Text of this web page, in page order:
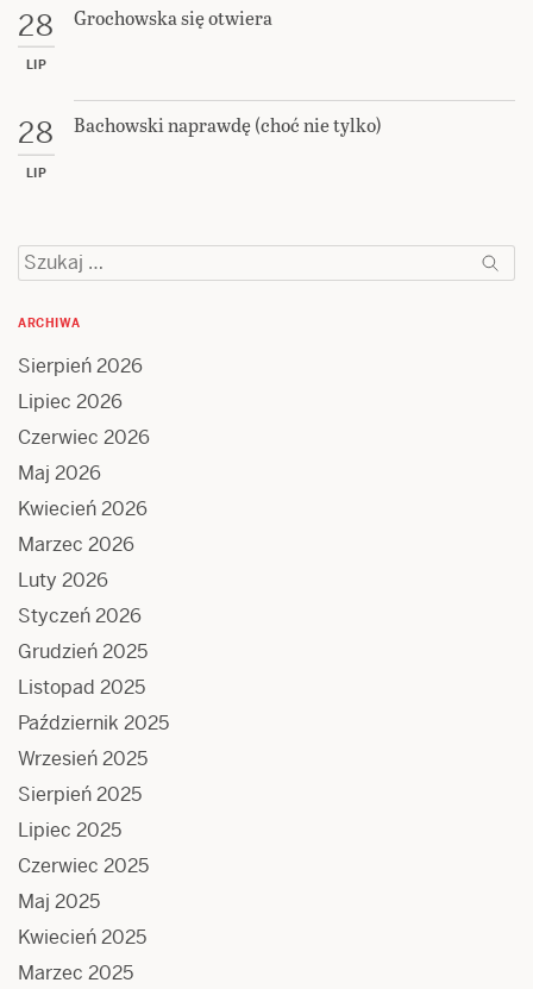
28
LIP
Grochowska się otwiera
28
LIP
Bachowski naprawdę (choć nie tylko)
Szukaj:
ARCHIWA
Sierpień 2026
Lipiec 2026
Czerwiec 2026
Maj 2026
Kwiecień 2026
Marzec 2026
Luty 2026
Styczeń 2026
Grudzień 2025
Listopad 2025
Październik 2025
Wrzesień 2025
Sierpień 2025
Lipiec 2025
Czerwiec 2025
Maj 2025
Kwiecień 2025
Marzec 2025